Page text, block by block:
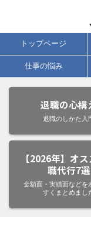
トップページ
仕事の悩み
退職の心構
退職のしかた入
【2026年】オ
職代行7選
金額面・実績面などを
すくまとめまし